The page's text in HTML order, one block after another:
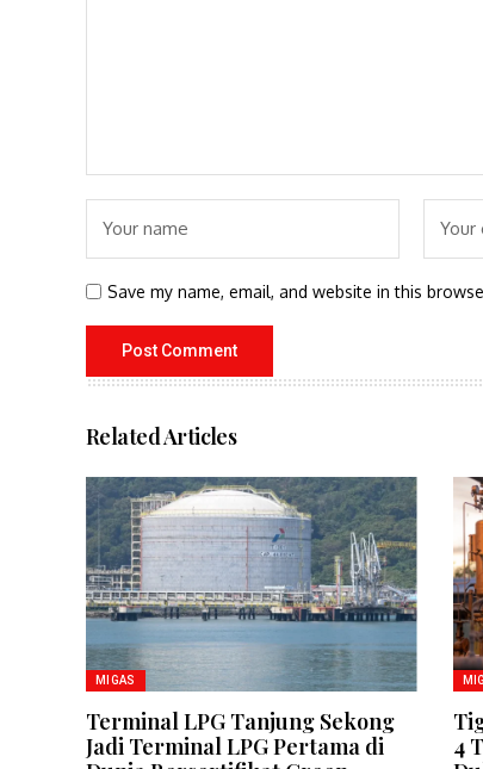
Save my name, email, and website in this
Related Articles
MIGAS
Terminal LPG Tanjung Sekong
Jadi Terminal LPG Pertama di
4